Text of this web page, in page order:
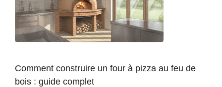
Comment construire un four à pizza au feu de
bois : guide complet